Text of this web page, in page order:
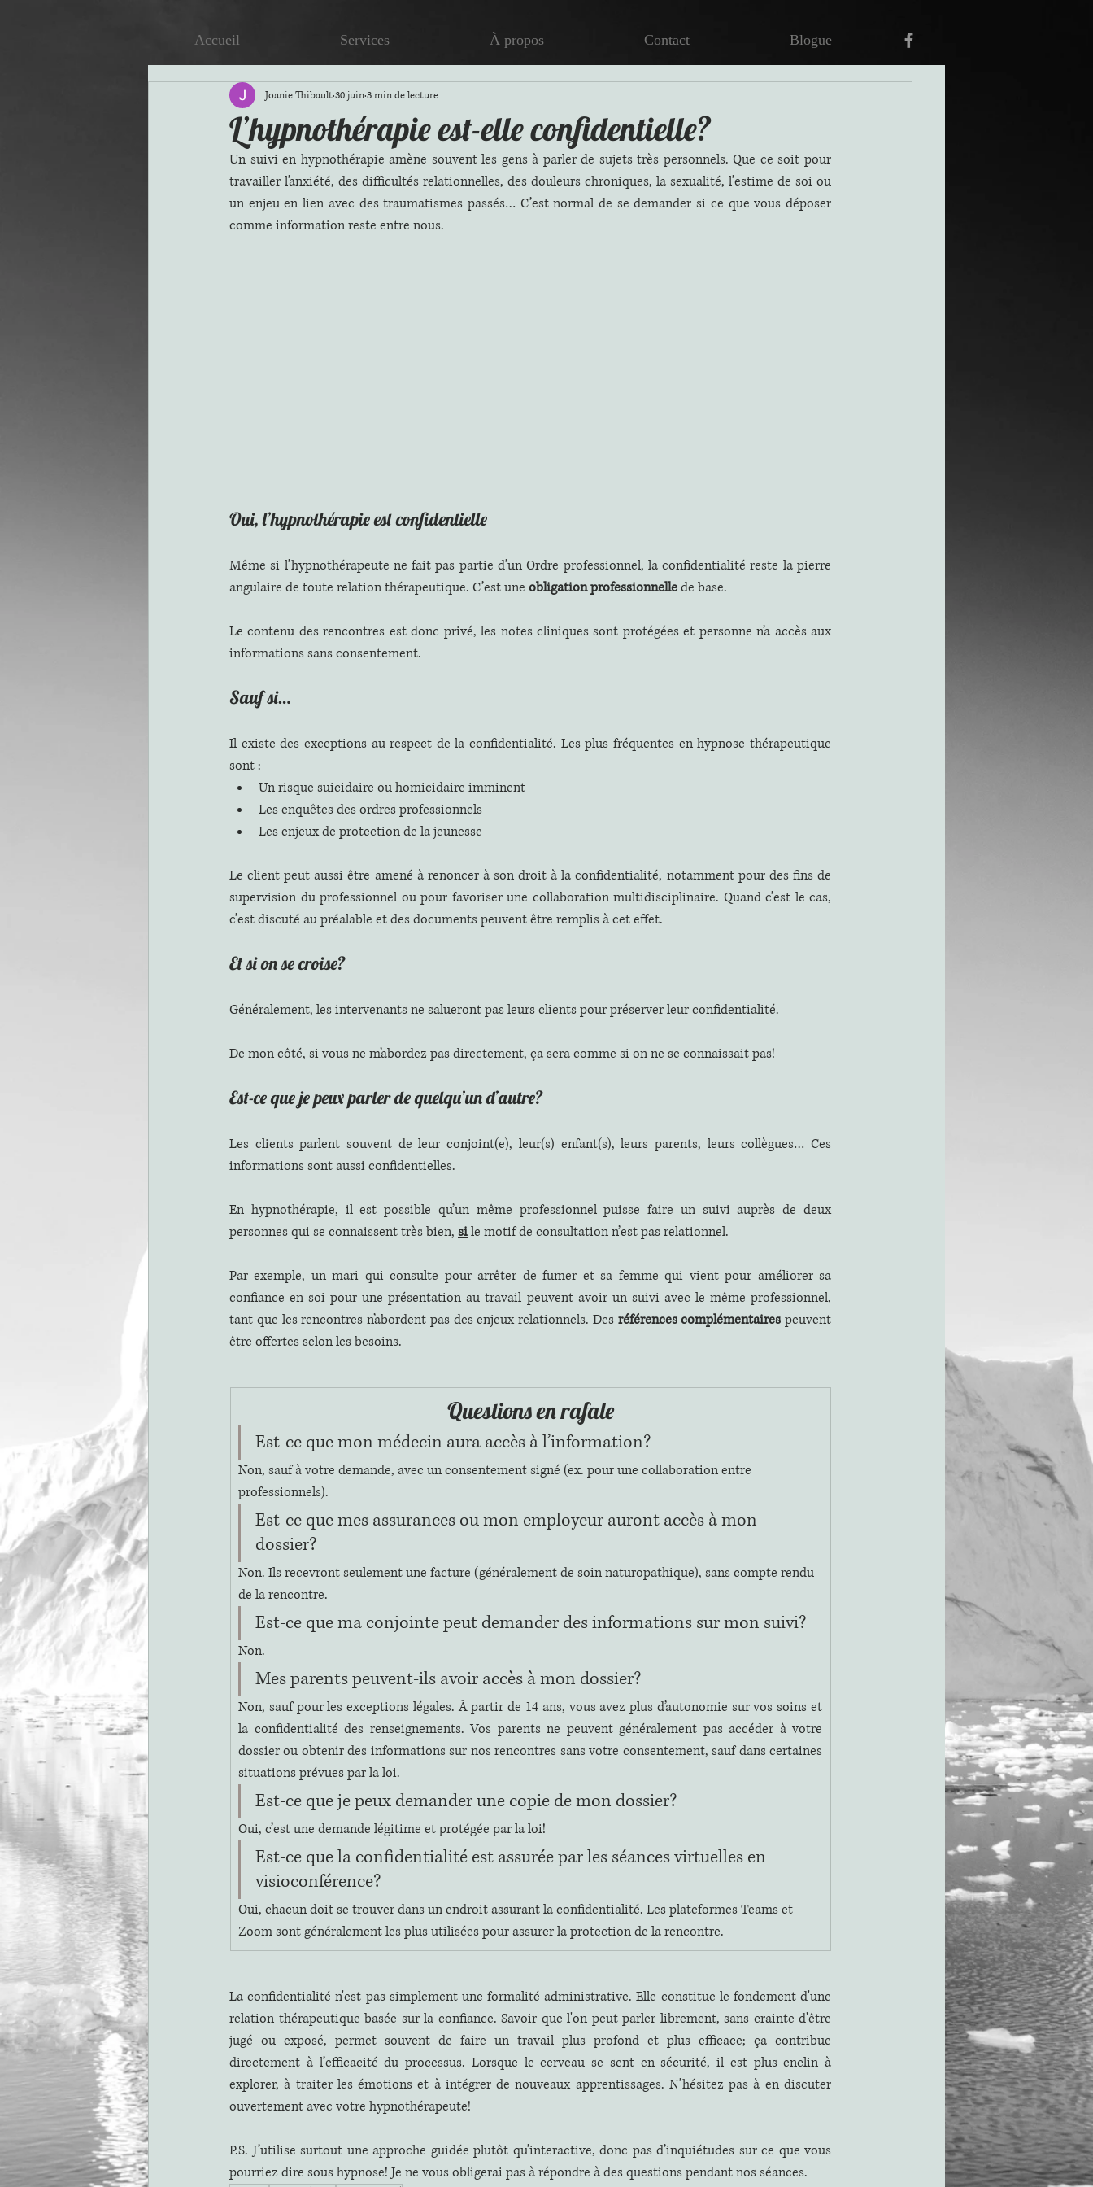
Accueil Services À propos Contact Blogue
L’hypnothérapie est-elle confidentielle?
Joanie Thibault30 juin3 min de lecture
Un suivi en hypnothérapie amène souvent les gens à parler de sujets très personnels. Que ce soit pour
travailler l’anxiété, des difficultés relationnelles, des douleurs chroniques, la sexualité, l’estime de soi ou
un enjeu en lien avec des traumatismes passés… C’est normal de se demander si ce que vous déposer
comme information reste entre nous.
Oui, l’hypnothérapie est confidentielle
Même si l’hypnothérapeute ne fait pas partie d’un Ordre professionnel, la confidentialité reste la pierre
angulaire de toute relation thérapeutique. C’est une obligation professionnelle de base.
Le contenu des rencontres est donc privé, les notes cliniques sont protégées et personne n’a accès aux
informations sans consentement.
Sauf si…
Il existe des exceptions au respect de la confidentialité. Les plus fréquentes en hypnose thérapeutique
sont :
Un risque suicidaire ou homicidaire imminent
Les enquêtes des ordres professionnels
Les enjeux de protection de la jeunesse
Le client peut aussi être amené à renoncer à son droit à la confidentialité, notamment pour des fins de
supervision du professionnel ou pour favoriser une collaboration multidisciplinaire. Quand c’est le cas,
c’est discuté au préalable et des documents peuvent être remplis à cet effet.
Et si on se croise?
Généralement, les intervenants ne salueront pas leurs clients pour préserver leur confidentialité.
De mon côté, si vous ne m’abordez pas directement, ça sera comme si on ne se connaissait pas!
Est-ce que je peux parler de quelqu’un d’autre?
Les clients parlent souvent de leur conjoint(e), leur(s) enfant(s), leurs parents, leurs collègues… Ces
informations sont aussi confidentielles.
En hypnothérapie, il est possible qu’un même professionnel puisse faire un suivi auprès de deux
personnes qui se connaissent très bien, si le motif de consultation n’est pas relationnel.
Par exemple, un mari qui consulte pour arrêter de fumer et sa femme qui vient pour améliorer sa
confiance en soi pour une présentation au travail peuvent avoir un suivi avec le même professionnel,
tant que les rencontres n’abordent pas des enjeux relationnels. Des références complémentaires peuvent
être offertes selon les besoins.
Questions en rafale
Est-ce que mon médecin aura accès à l’information?
Non, sauf à votre demande, avec un consentement signé (ex. pour une collaboration entre
professionnels).
Est-ce que mes assurances ou mon employeur auront accès à mon
dossier?
Non. Ils recevront seulement une facture (généralement de soin naturopathique), sans compte rendu
de la rencontre.
Est-ce que ma conjointe peut demander des informations sur mon suivi?
Non.
Mes parents peuvent-ils avoir accès à mon dossier?
Non, sauf pour les exceptions légales. À partir de 14 ans, vous avez plus d’autonomie sur vos soins et
la confidentialité des renseignements. Vos parents ne peuvent généralement pas accéder à votre
dossier ou obtenir des informations sur nos rencontres sans votre consentement, sauf dans certaines
situations prévues par la loi.
Est-ce que je peux demander une copie de mon dossier?
Oui, c’est une demande légitime et protégée par la loi!
Est-ce que la confidentialité est assurée par les séances virtuelles en
visioconférence?
Oui, chacun doit se trouver dans un endroit assurant la confidentialité. Les plateformes Teams et
Zoom sont généralement les plus utilisées pour assurer la protection de la rencontre.
La confidentialité n'est pas simplement une formalité administrative. Elle constitue le fondement d'une
relation thérapeutique basée sur la confiance. Savoir que l'on peut parler librement, sans crainte d'être
jugé ou exposé, permet souvent de faire un travail plus profond et plus efficace; ça contribue
directement à l’efficacité du processus. Lorsque le cerveau se sent en sécurité, il est plus enclin à
explorer, à traiter les émotions et à intégrer de nouveaux apprentissages. N’hésitez pas à en discuter
ouvertement avec votre hypnothérapeute!
P.S. J’utilise surtout une approche guidée plutôt qu’interactive, donc pas d’inquiétudes sur ce que vous
pourriez dire sous hypnose! Je ne vous obligerai pas à répondre à des questions pendant nos séances.